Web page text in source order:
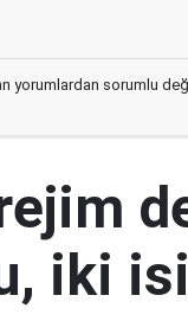
sorumlu
iki